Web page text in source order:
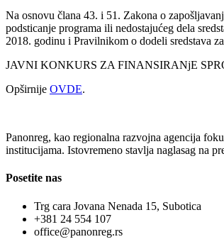
Na osnovu člana 43. i 51. Zakona o
podsticanje programa ili nedostajućeg dela
2018. godinu i Pravilnikom o dodeli sredstava
JAVNI KONKURS ZA FINANSIRANjE
Opširnije OVDE.
Panonreg, kao regionalna razvojna agencija
institucijama. Istovremeno stavlja naglasag na
Posetite nas
Trg cara Jovana Nenada 15, Subotica
+381 24 554 107
office@panonreg.rs